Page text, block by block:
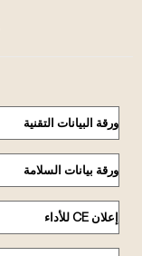
ورقة البيانات التقنية
ورقة بيانات السلامة
إعلان CE للأداء